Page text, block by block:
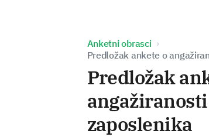
Anketni obrasci
Predložak ankete o
Predložak
angažiranosti
zaposlenika